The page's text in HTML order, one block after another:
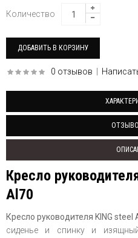
Количество
0 отзывов
Кресло
Al70
Кресло руководителя KING steel
сиденье и спинку и